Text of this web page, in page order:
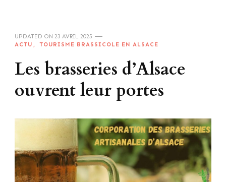
UPDATED ON 23 AVRIL 2025
ACTU
TOURISME BRASSICOLE EN ALSACE
Les brasseries d’Alsace
ouvrent leur portes